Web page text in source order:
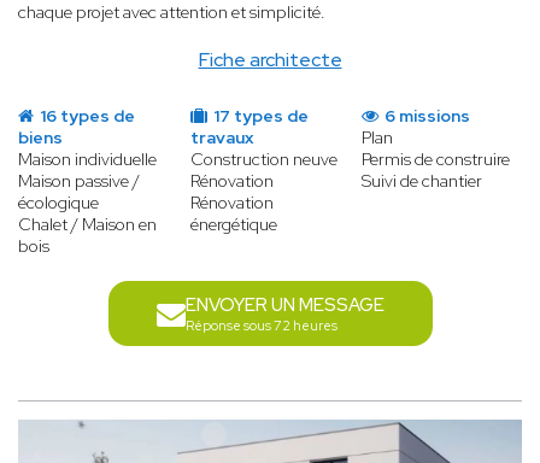
Fiche architecte
chaque projet avec attention et simplicité.
16 types de
biens
Maison individuelle
Maison passive /
écologique
Chalet / Maison en
bois
17 types de
travaux
Construction neuve
Rénovation
Rénovation
énergétique
6 missions
Plan
Permis de construire
Suivi de chantier
ENVOYER UN MESSAGE
Réponse sous 72 heures